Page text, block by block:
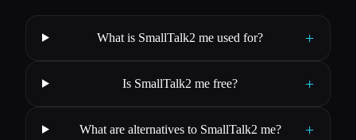
What is SmallTalk2 me used for? +
Is SmallTalk2 me free? +
What are alternatives to SmallTalk2 me? +